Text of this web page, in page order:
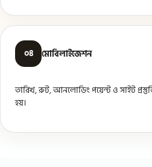
০৪ মোবিলাইজেশন
তারিখ, রুট, আনলোডিং পয়েন্ট ও সাইট
হয়।